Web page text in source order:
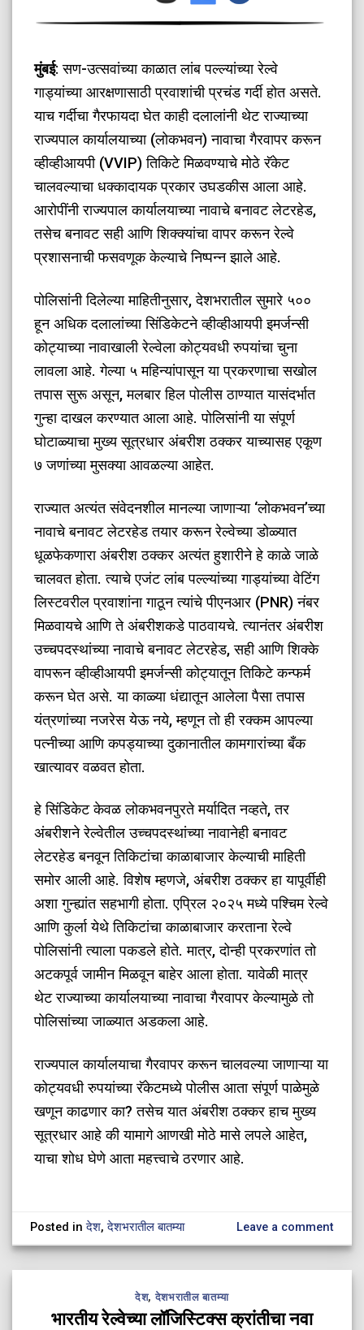
मुंबई: सण-उत्सवांच्या काळात लांब पल्ल्यांच्या रेल्वे
गाड्यांच्या आरक्षणासाठी प्रवाशांची प्रचंड गर्दी होत असते.
याच गर्दीचा गैरफायदा घेत काही दलालांनी थेट राज्याच्या
राज्यपाल कार्यालयाच्या (लोकभवन) नावाचा गैरवापर करून
व्हीव्हीआयपी (VVIP) तिकिटे मिळवण्याचे मोठे रॅकेट
चालवल्याचा धक्कादायक प्रकार उघडकीस आला आहे.
आरोपींनी राज्यपाल कार्यालयाच्या नावाचे बनावट लेटरहेड,
तसेच बनावट सही आणि शिक्क्यांचा वापर करून रेल्वे
प्रशासनाची फसवणूक केल्याचे निष्पन्न झाले आहे.
​पोलिसांनी दिलेल्या माहितीनुसार, देशभरातील सुमारे ५००
हून अधिक दलालांच्या सिंडिकेटने व्हीव्हीआयपी इमर्जन्सी
कोट्याच्या नावाखाली रेल्वेला कोट्यवधी रुपयांचा चुना
लावला आहे. गेल्या ५ महिन्यांपासून या प्रकरणाचा सखोल
तपास सुरू असून, मलबार हिल पोलीस ठाण्यात यासंदर्भात
गुन्हा दाखल करण्यात आला आहे. पोलिसांनी या संपूर्ण
घोटाळ्याचा मुख्य सूत्रधार अंबरीश ठक्कर याच्यासह एकूण
७ जणांच्या मुसक्या आवळल्या आहेत.
राज्यात अत्यंत संवेदनशील मानल्या जाणाऱ्या ‘लोकभवन’च्या
नावाचे बनावट लेटरहेड तयार करून रेल्वेच्या डोळ्यात
धूळफेकणारा अंबरीश ठक्कर अत्यंत हुशारीने हे काळे जाळे
चालवत होता. त्याचे एजंट लांब पल्ल्यांच्या गाड्यांच्या वेटिंग
लिस्टवरील प्रवाशांना गाठून त्यांचे पीएनआर (PNR) नंबर
मिळवायचे आणि ते अंबरीशकडे पाठवायचे. त्यानंतर अंबरीश
उच्चपदस्थांच्या नावाचे बनावट लेटरहेड, सही आणि शिक्के
वापरून व्हीव्हीआयपी इमर्जन्सी कोट्यातून तिकिटे कन्फर्म
करून घेत असे. या काळ्या धंद्यातून आलेला पैसा तपास
यंत्रणांच्या नजरेस येऊ नये, म्हणून तो ही रक्कम आपल्या
पत्नीच्या आणि कपड्याच्या दुकानातील कामगारांच्या बँक
खात्यावर वळवत होता.
​हे सिंडिकेट केवळ लोकभवनपुरते मर्यादित नव्हते, तर
अंबरीशने रेल्वेतील उच्चपदस्थांच्या नावानेही बनावट
लेटरहेड बनवून तिकिटांचा काळाबाजार केल्याची माहिती
समोर आली आहे. विशेष म्हणजे, अंबरीश ठक्कर हा यापूर्वीही
अशा गुन्ह्यांत सहभागी होता. एप्रिल २०२५ मध्ये पश्चिम रेल्वे
आणि कुर्ला येथे तिकिटांचा काळाबाजार करताना रेल्वे
पोलिसांनी त्याला पकडले होते. मात्र, दोन्ही प्रकरणांत तो
अटकपूर्व जामीन मिळवून बाहेर आला होता. यावेळी मात्र
थेट राज्याच्या कार्यालयाच्या नावाचा गैरवापर केल्यामुळे तो
पोलिसांच्या जाळ्यात अडकला आहे.
​राज्यपाल कार्यालयाचा गैरवापर करून चालवल्या जाणाऱ्या या
कोट्यवधी रुपयांच्या रॅकेटमध्ये पोलीस आता संपूर्ण पाळेमुळे
खणून काढणार का? तसेच यात अंबरीश ठक्कर हाच मुख्य
सूत्रधार आहे की यामागे आणखी मोठे मासे लपले आहेत,
याचा शोध घेणे आता महत्त्वाचे ठरणार आहे.
Posted inदेश,देशभरातील बातम्या Leave a comment
देश, देशभरातील बातम्या
भारतीय रेल्वेच्या लॉजिस्टिक्स क्रांतीचा नवा